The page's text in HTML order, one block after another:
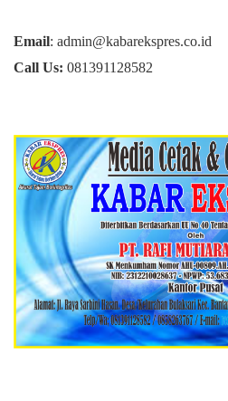
Email: admin@kabarekspres.co.id
Call Us: 081391128582